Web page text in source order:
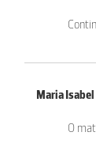
Maria
O